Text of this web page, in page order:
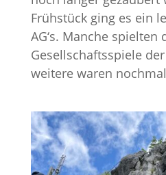
Frühstück ging es ein
AG‘s. Manche
Gesellschaftsspiele
weitere waren